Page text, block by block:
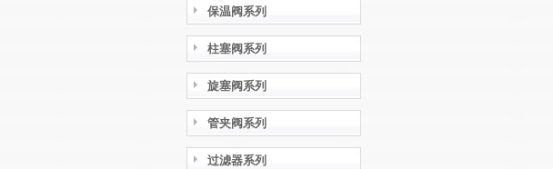
保温阀系列
柱塞阀系列
旋塞阀系列
管夹阀系列
过滤器系列